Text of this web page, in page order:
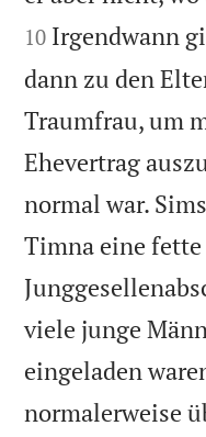
10 Irgendwann
dann zu den
Traumfrau, um
Ehevertrag
normal war.
Timna eine fette
viele junge
eingeladen
normalerweise